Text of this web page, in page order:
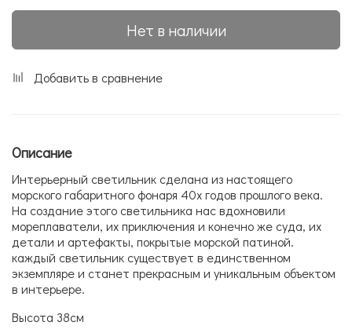
Нет в наличии
Добавить в сравнение
Описание
Интерьерный светильник сделана из настоящего
морского габаритного фонаря 40х годов прошлого века.
На создание этого светильника нас вдохновили
мореплаватели, их приключения и конечно же суда, их
детали и артефакты, покрытые морской патиной.
каждый светильник существует в единственном
экземпляре и станет прекрасным и уникальным объектом
в интерьере.
Высота 38см